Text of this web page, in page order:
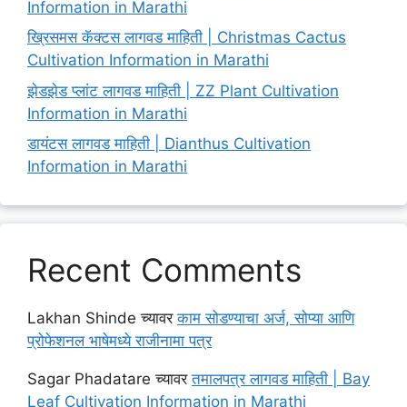
Information in Marathi
ख्रिसमस कॅक्टस लागवड माहिती | Christmas Cactus
Cultivation Information in Marathi
झेडझेड प्लांट लागवड माहिती | ZZ Plant Cultivation
Information in Marathi
डायंटस लागवड माहिती | Dianthus Cultivation
Information in Marathi
Recent Comments
Lakhan Shinde च्यावरकाम सोडण्याचा अर्ज, सोप्या आणि
प्रोफेशनल भाषेमध्ये राजीनामा पत्र
Sagar Phadatare च्यावरतमालपत्र लागवड माहिती | Bay
Leaf Cultivation Information in Marathi